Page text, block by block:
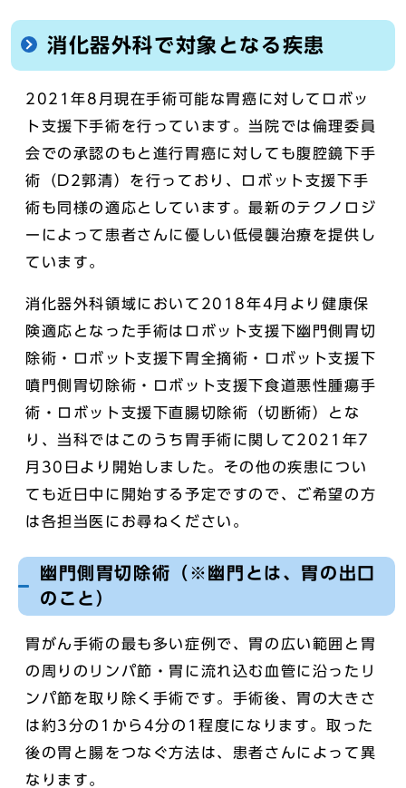
消化器外科で対象となる疾患
2021年8月現在手術可能な胃癌に対してロボッ
ト支援下手術を行っています。当院では倫理委員
会での承認のもと進行胃癌に対しても腹腔鏡下手
術（D2郭清）を行っており、ロボット支援下手
術も同様の適応としています。最新のテクノロジ
ーによって患者さんに優しい低侵襲治療を提供し
ています。
消化器外科領域において2018年4月より健康保
険適応となった手術はロボット支援下幽門側胃切
除術・ロボット支援下胃全摘術・ロボット支援下
噴門側胃切除術・ロボット支援下食道悪性腫瘍手
術・ロボット支援下直腸切除術（切断術）とな
り、当科ではこのうち胃手術に関して2021年7
月30日より開始しました。その他の疾患につい
ても近日中に開始する予定ですので、ご希望の方
は各担当医にお尋ねください。
幽門側胃切除術（※幽門とは、胃の出口
のこと）
胃がん手術の最も多い症例で、胃の広い範囲と胃
の周りのリンパ節・胃に流れ込む血管に沿ったリ
ンパ節を取り除く手術です。手術後、胃の大きさ
は約3分の1から4分の1程度になります。取った
後の胃と腸をつなぐ方法は、患者さんによって異
なります。